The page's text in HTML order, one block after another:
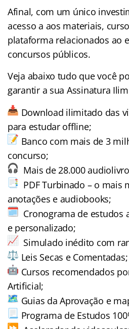
Afinal, com um único
acesso a aos materiais,
plataforma relacionados ao
concursos públicos.
Veja abaixo tudo que você
garantir a sua Assinatura
Download ilimitado das
para estudar offline;
Banco com mais de 3
concurso;
Mais de 28.000
PDF Turbinado – o mais
anotações e audiobooks;
Cronograma de estudos
e personalizado;
Simulado inédito com
Leis Secas e Comentadas;
Cursos recomendados
Artificial;
Guias da Aprovação e
Programa de Estudos